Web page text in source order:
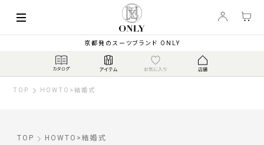
京都発のスーツブランド ONLY
TOP HOWTO >結婚式
TOP HOWTO >結婚式